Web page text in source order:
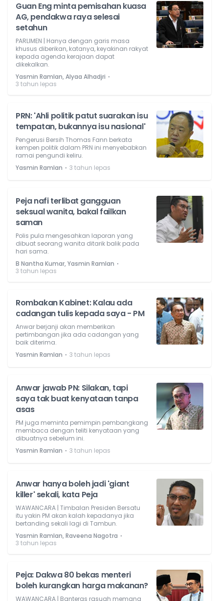
Guan Eng minta pemisahan kuasa
AG, pendakwa raya selesai
setahun
PARLIMEN | Hanya dengan garis masa
khusus diberikan, katanya, keyakinan rakyat
kepada agenda kerajaan dapat
dikekalkan.
Yasmin Ramlan, Alyaa Alhadjri ⋅
3 tahun lepas
PRN: 'Ahli politik patut suarakan isu
tempatan, bukannya isu nasional'
Pengerusi Bersih Thomas Fann berkata
kempen politik dalam PRN ini menyebabkan
ramai pengundi keliru.
Yasmin Ramlan ⋅ 3 tahun lepas
Peja nafi terlibat gangguan
seksual wanita, bakal failkan
saman
Polis pula mengesahkan laporan yang
dibuat seorang wanita ditarik balik pada
hari sama.
B Nantha Kumar, Yasmin Ramlan ⋅
3 tahun lepas
Rombakan Kabinet: Kalau ada
cadangan tulis kepada saya - PM
Anwar berjanji akan memberikan
pertimbangan jika ada cadangan yang
baik diterima.
Yasmin Ramlan ⋅ 3 tahun lepas
Anwar jawab PN: Silakan, tapi
saya tak buat kenyataan tanpa
asas
PM juga meminta pemimpin pembangkang
membaca dengan teliti kenyataan yang
dibuatnya sebelum ini.
Yasmin Ramlan ⋅ 3 tahun lepas
Anwar hanya boleh jadi 'giant
killer' sekali, kata Peja
WAWANCARA | Timbalan Presiden Bersatu
itu yakin PM akan kalah kepadanya jika
bertanding sekali lagi di Tambun.
Yasmin Ramlan, Raveena Nagotra ⋅
3 tahun lepas
Peja: Dakwa 80 bekas menteri
boleh kurangkan harga makanan?
WAWANCARA | Banteras rasuah memang